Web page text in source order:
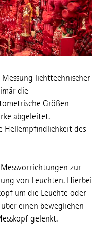
lichttechnischer
die
Größen
abgeleitet.
Hellempfindlichkeit des
zur
von Leuchten. Hierbei
um die Leuchte oder
einen beweglichen
gelenkt.